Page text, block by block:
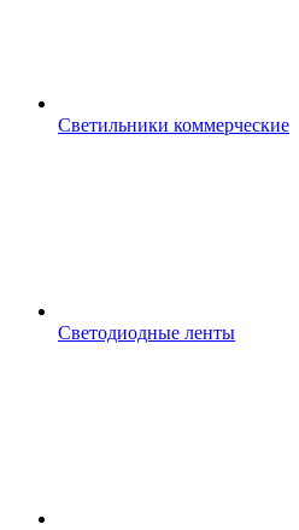
Светильники коммерческие
Светодиодные ленты